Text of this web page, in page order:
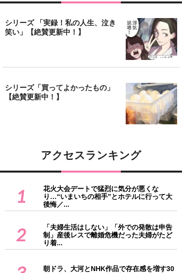
シリーズ 「実録！私の人生、泣き
笑い」【絶賛更新中！】
シリーズ「買ってよかったもの」
【絶賛更新中！】
アクセスランキング
1
花火大会デートで猛烈に気分が悪くな
り…“いまいちの相手”とホテルに行って大
後悔／...
2
「夫婦生活はしない」「外での発散は申告
制」産後レスで離婚危機だった夫婦がたど
り着...
朝ドラ、大河とNHK作品で存在感を増す30